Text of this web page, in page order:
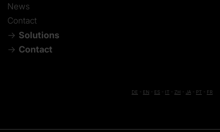
News
Contact
Solutions
Contact
DE EN ES IT ZH JA PT FR